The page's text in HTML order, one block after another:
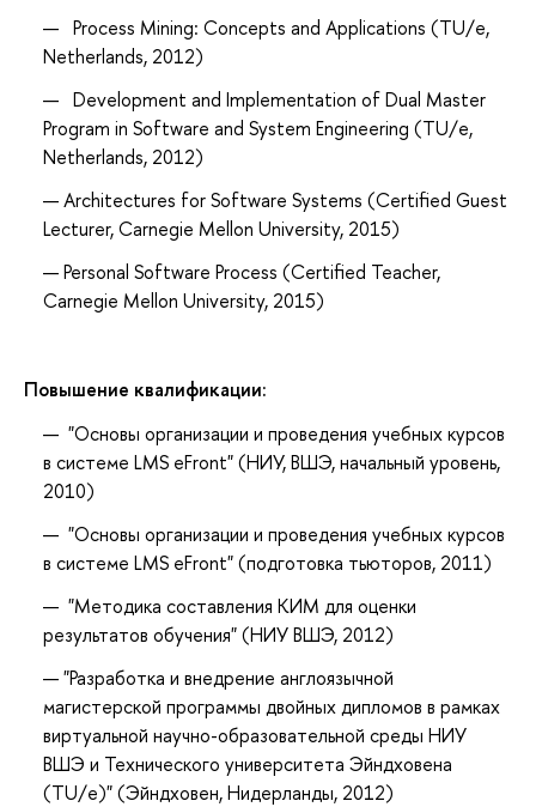
Process Mining: Concepts and Applications (TU/e,
Netherlands, 2012)
Development and Implementation of Dual Master
Program in Software and System Engineering (TU/e,
Netherlands, 2012)
Architectures for Software Systems (Certified Guest
Lecturer,Carnegie Mellon University, 2015)
Personal Software Process (Certified Teacher,
Carnegie Mellon University, 2015)
Повышение квалификации:
"Основы организации и проведения учебных курсов
в системе LMS eFront" (НИУ, ВШЭ, начальный уровень,
2010)
"Основы организации и проведения учебных курсов
в системе LMS eFront" (подготовка тьюторов, 2011)
"Методика составления КИМ для оценки
результатов обучения" (НИУ ВШЭ, 2012)
"Разработка и внедрение англоязычной
магистерской программы двойных дипломов в рамках
виртуальной научно-образовательной среды НИУ
ВШЭ и Технического университета Эйндховена
(TU/e)" (Эйндховен, Нидерланды, 2012)